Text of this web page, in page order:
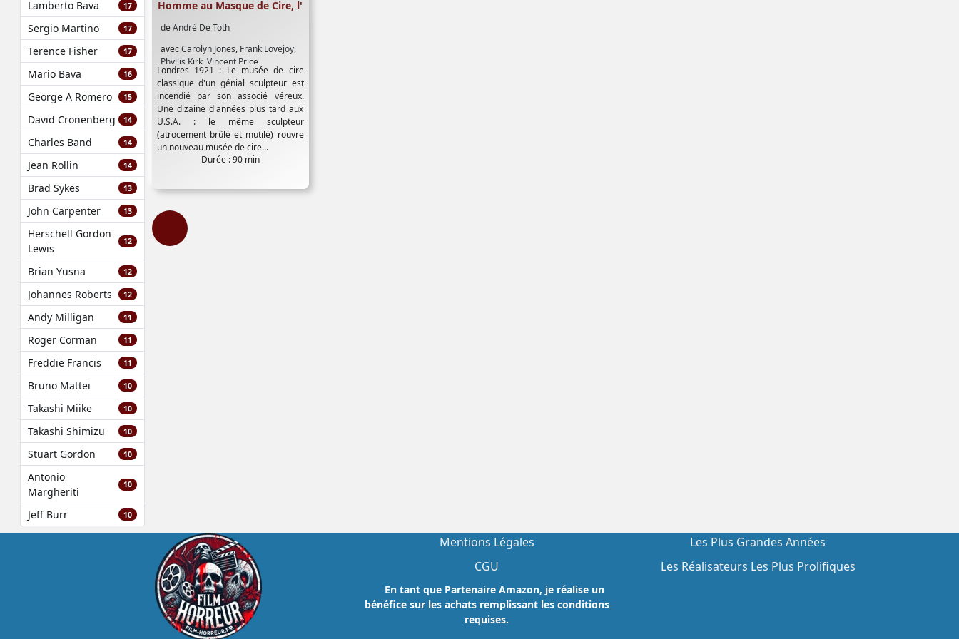
Lamberto Bava 17
Sergio Martino 17
Terence Fisher 17
Mario Bava 16
George A Romero 15
David Cronenberg 14
Charles Band 14
Jean Rollin 14
Brad Sykes 13
John Carpenter 13
Herschell Gordon
Lewis
12
Brian Yusna 12
Johannes Roberts 12
Andy Milligan 11
Roger Corman 11
Freddie Francis 11
Bruno Mattei 10
Takashi Miike 10
Takashi Shimizu 10
Stuart Gordon 10
Antonio
Margheriti
10
Jeff Burr 10
deAndré De Toth
avecCarolyn Jones, Frank Lovejoy,
Phyllis Kirk, Vincent Price
Homme au Masque de Cire, l'
Londres 1921 : Le musée de cire
classique d'un génial sculpteur est
incendié par son associé véreux.
Une dizaine d'années plus tard aux
U.S.A. : le même sculpteur
(atrocement brûlé et mutilé) rouvre
un nouveau musée de cire...
Durée : 90 min
Mentions Légales
CGU
En tant que Partenaire Amazon, je réalise un
bénéfice sur les achats remplissant les conditions
requises.
Les Plus Grandes Années
Les Réalisateurs Les Plus Prolifiques